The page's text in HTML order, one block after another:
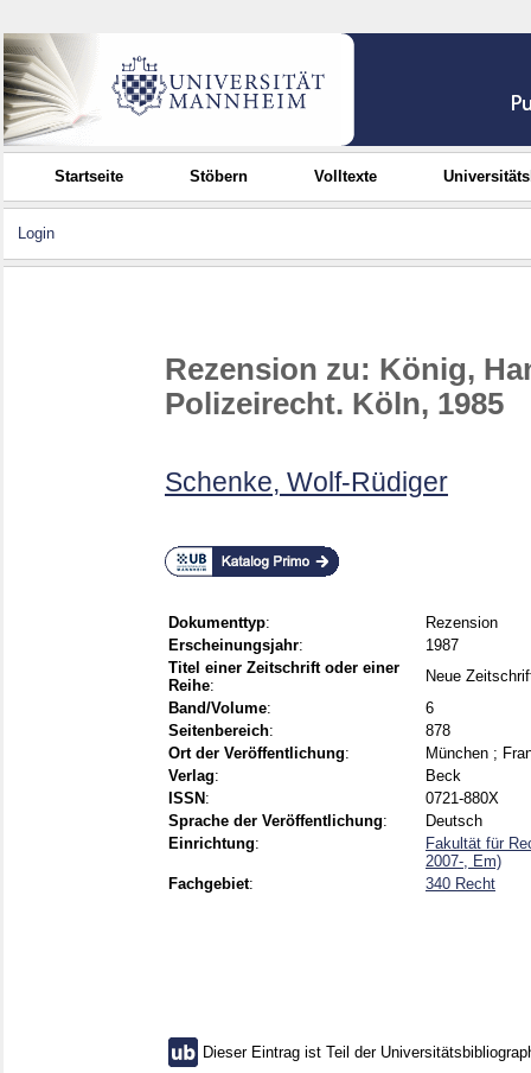
Startseite Stöbern Volltexte
Login
Rezension zu: König,
Polizeirecht. Köln, 1985
Schenke, Wolf-Rüdiger
Dokumenttyp:
Rezension
Erscheinungsjahr:
1987
Titel einer Zeitschrift oder einer
Reihe:
Neue
Band/Volume:
6
Seitenbereich:
878
Ort der Veröffentlichung:
München ;
Verlag:
Beck
ISSN :
0721-880X
Sprache der Veröffentlichung:
Deutsch
Einrichtung:
Fakultät für
2007-, Em)
Fachgebiet: 340 Recht
Dieser Eintrag ist Teil der